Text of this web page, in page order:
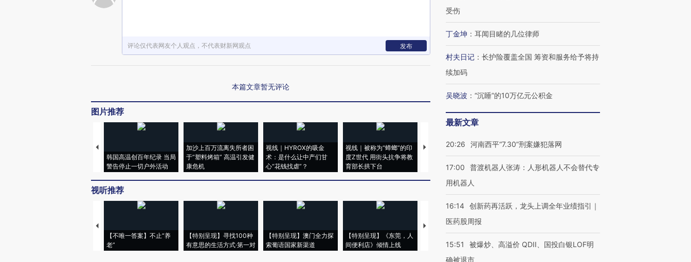
评论仅代表网友个人观点，不代表财新网观点 发布
本篇文章暂无评论
图片推荐
韩国高温创百年纪录 当局
警告停止一切户外活动
加沙上百万流离失所者困
于“塑料烤箱” 高温引发健
康危机
视线｜HYROX的吸金
术：是什么让中产们甘
心“花钱找虐”？
视线｜被称为“蟑螂”的印
度Z世代 用街头抗争将教
育部长拱下台
视线｜“入侵”还是“人道危
机”？难民潮撕裂西班牙
飞地休达
湖北宜昌局部短时降雨
128毫米 紧急转移近
4000人
雨 3小时累计雨量超80毫
米
视听推荐
【不唯一答案】不止“养
老”
【特别呈现】寻找100种
有意思的生活方式·第一对
【特别呈现】澳门全力探
索葡语国家新渠道
【特别呈现】《东莞，人
间便利店》倾情上线
【推广】走进第四届链博
会，让数智科技“链”接产
【特别呈现】寻找100种
有意思的生活方式·第三对
CFO：不靠规模取胜，华
住三大增长引擎是什么？
受伤
丁金坤 ： 耳闻目睹的几位律师
村夫日记 ： 长护险覆盖全国 筹资和服务给予将持
续加码
吴晓波 ： “沉睡”的10万亿元公积金
最新文章
20:26 河南西平“7.30”刑案嫌犯落网
17:00
普渡机器人张涛：人形机器人不会替代专
用机器人
16:14 创新药再活跃，龙头上调全年业绩指引｜
医药股周报
15:51
被爆炒、高溢价 QDII、国投白银LOF明
确被退市